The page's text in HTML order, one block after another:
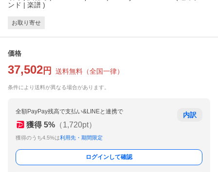
ンド | 楽譜 )
お取り寄せ
価格
37,502 円 送料無料 （全国一律）
条件により送料が異なる場合があります。
全額PayPay残高で支払い&LINEと連携で
獲得 5% （1,720pt）
獲得のうち4.5%は利用先・期間限定
内訳
ログインして確認